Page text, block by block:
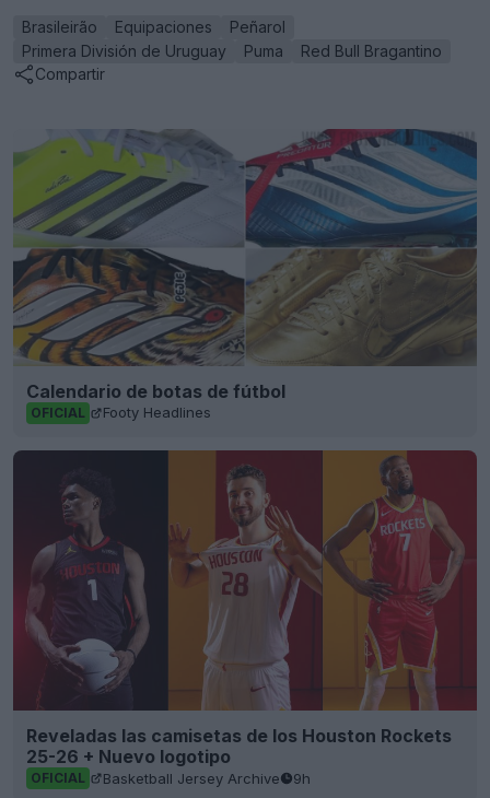
Brasileirão Equipaciones
Peñarol
Primera División de Uruguay
Puma
Red Bull Bragantino
Compartir
Calendario de botas de fútbol
OFICIAL Footy Headlines
Reveladas las camisetas de los Houston Rockets
25-26 + Nuevo logotipo
OFICIAL Basketball Jersey Archive 9h